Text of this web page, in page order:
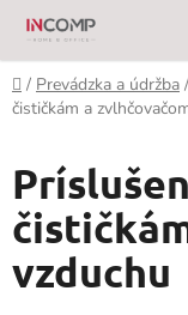
Prejsť
obsah
Domov
/ Prevádzka a údržba /
čističkám a
vzduchu